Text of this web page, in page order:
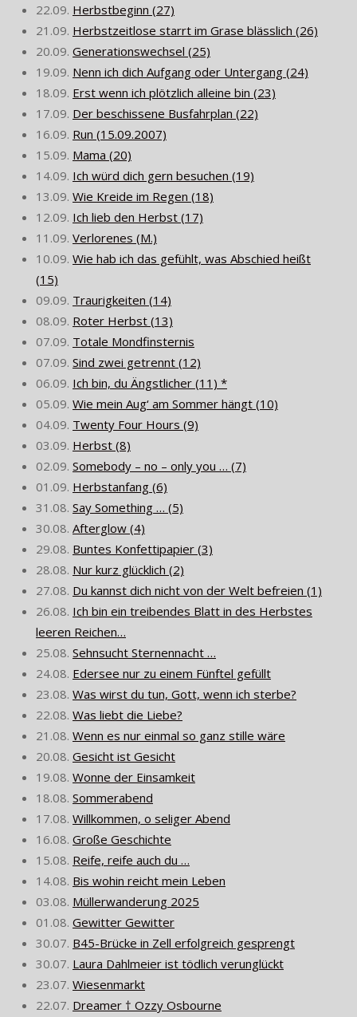
22.09. Herbstbeginn (27)
21.09. Herbstzeitlose starrt im Grase blässlich (26)
20.09. Generationswechsel (25)
19.09. Nenn ich dich Aufgang oder Untergang (24)
18.09. Erst wenn ich plötzlich alleine bin (23)
17.09. Der beschissene Busfahrplan (22)
16.09. Run (15.09.2007)
15.09. Mama (20)
14.09. Ich würd dich gern besuchen (19)
13.09. Wie Kreide im Regen (18)
12.09. Ich lieb den Herbst (17)
11.09. Verlorenes (M.)
10.09. Wie hab ich das gefühlt, was Abschied heißt
(15)
09.09. Traurigkeiten (14)
08.09. Roter Herbst (13)
07.09. Totale Mondfinsternis
07.09. Sind zwei getrennt (12)
06.09. Ich bin, du Ängstlicher (11) *
05.09. Wie mein Aug‘ am Sommer hängt (10)
04.09. Twenty Four Hours (9)
03.09. Herbst (8)
02.09. Somebody – no – only you … (7)
01.09. Herbstanfang (6)
31.08. Say Something … (5)
30.08. Afterglow (4)
29.08. Buntes Konfettipapier (3)
28.08. Nur kurz glücklich (2)
27.08. Du kannst dich nicht von der Welt befreien (1)
26.08. Ich bin ein treibendes Blatt in des Herbstes
leeren Reichen…
25.08. Sehnsucht Sternennacht …
24.08. Edersee nur zu einem Fünftel gefüllt
23.08. Was wirst du tun, Gott, wenn ich sterbe?
22.08. Was liebt die Liebe?
21.08. Wenn es nur einmal so ganz stille wäre
20.08. Gesicht ist Gesicht
19.08. Wonne der Einsamkeit
18.08. Sommerabend
17.08. Willkommen, o seliger Abend
16.08. Große Geschichte
15.08. Reife, reife auch du …
14.08. Bis wohin reicht mein Leben
03.08. Müllerwanderung 2025
01.08. Gewitter Gewitter
30.07. B45-Brücke in Zell erfolgreich gesprengt
30.07. Laura Dahlmeier ist tödlich verunglückt
23.07. Wiesenmarkt
22.07. Dreamer † Ozzy Osbourne